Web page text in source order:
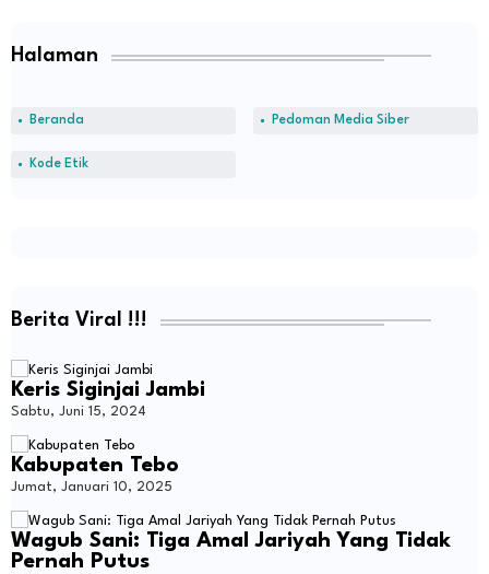
Halaman
Beranda Pedoman Media Siber
Kode Etik
Berita Viral !!!
Keris Siginjai Jambi
Sabtu, Juni 15, 2024
Kabupaten Tebo
Jumat, Januari 10, 2025
Wagub Sani: Tiga Amal Jariyah Yang Tidak
Pernah Putus